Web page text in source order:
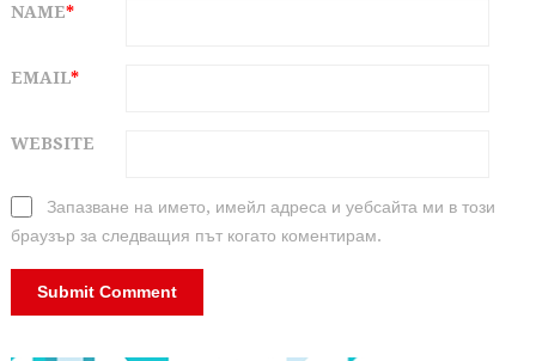
NAME*
EMAIL*
WEBSITE
Запазване на името, имейл адреса и уебсайта ми в този
браузър за следващия път когато коментирам.